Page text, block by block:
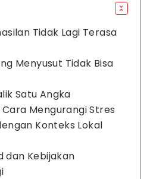
Tidak Lagi Terasa
Menyusut Tidak Bisa
Satu Angka
Mengurangi Stres
Konteks Lokal
dan Kebijakan